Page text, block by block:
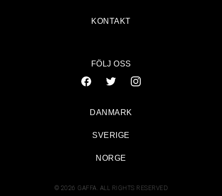
KONTAKT
FÖLJ OSS
© 2026 GAFFA. ALL RIGHTS RESERVED
DANMARK
SVERIGE
NORGE